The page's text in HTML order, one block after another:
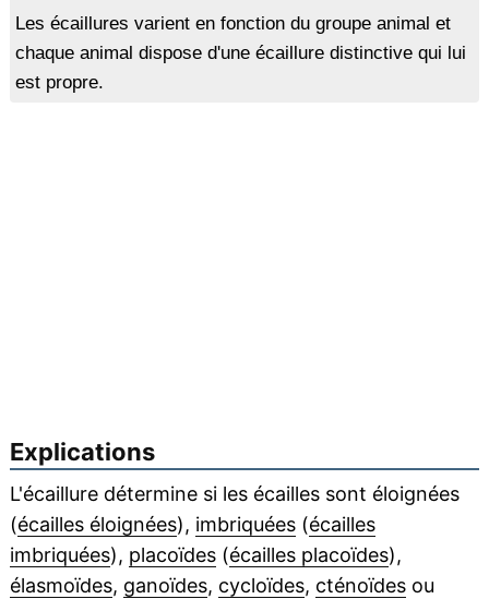
Les écaillures varient en fonction du groupe animal et
chaque animal dispose d'une écaillure distinctive qui lui
est propre.
Explications
L'écaillure détermine si les écailles sont éloignées
(écailles éloignées), imbriquées(écailles
imbriquées), placoïdes(écailles placoïdes),
élasmoïdes, ganoïdes, cycloïdes, cténoïdesou